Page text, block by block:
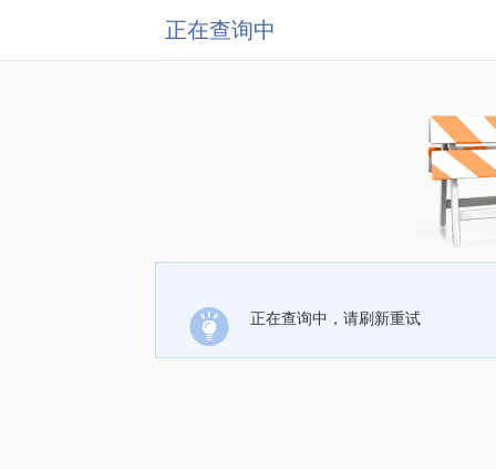
正在查询中
正在查询中，请刷新重试